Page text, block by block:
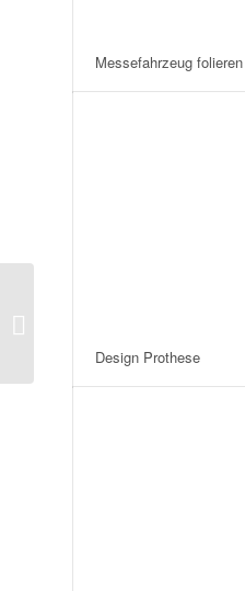
Messefahrzeug folieren
Design Prothese